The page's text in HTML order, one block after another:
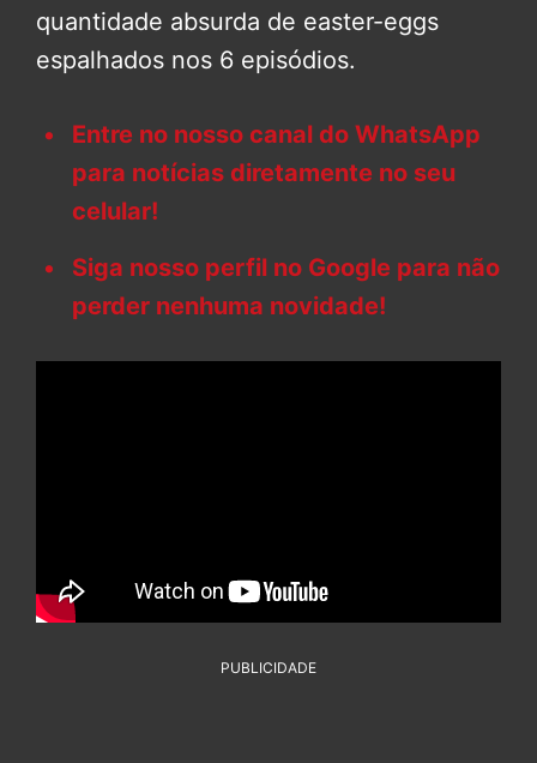
quantidade absurda de easter-eggs
espalhados nos 6 episódios.
Entre no nosso canal do WhatsApp
para notícias diretamente no seu
celular!
Siga nosso perfil no Google para não
perder nenhuma novidade!
PUBLICIDADE